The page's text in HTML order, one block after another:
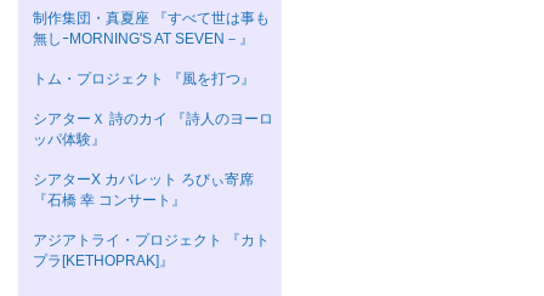
制作集団・真夏座 『すべて世は事も
無しｰMORNING'S AT SEVEN－』
トム・プロジェクト 『風を打つ』
シアターＸ 詩のカイ 『詩人のヨーロ
ッパ体験』
シアターΧ カバレット ろびぃ寄席
『石橋 幸 コンサート』
アジアトライ・プロジェクト 『カト
プラ[KETHOPRAK]』